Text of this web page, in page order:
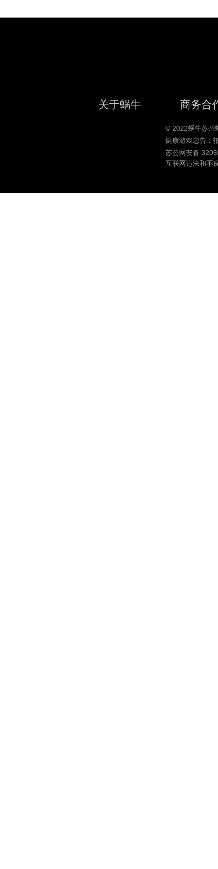
关于蜗牛 商务合
© 2022蜗牛苏州
健康游戏忠告：
苏公网安备
互联网违法和不